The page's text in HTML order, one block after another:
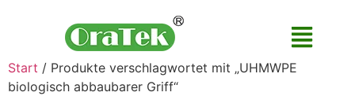
Start / Produkte verschlagwortet mit „UHMWPE
biologisch abbaubarer Griff“